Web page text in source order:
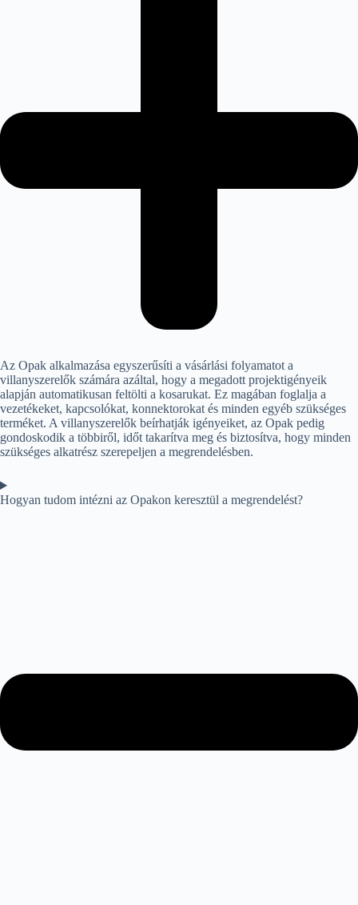
Az Opak alkalmazása egyszerűsíti a vásárlási folyamatot a
villanyszerelők számára azáltal, hogy a megadott projektigényeik
alapján automatikusan feltölti a kosarukat. Ez magában foglalja a
vezetékeket, kapcsolókat, konnektorokat és minden egyéb szükséges
terméket. A villanyszerelők beírhatják igényeiket, az Opak pedig
gondoskodik a többiről, időt takarítva meg és biztosítva, hogy minden
szükséges alkatrész szerepeljen a megrendelésben.
Hogyan tudom intézni az Opakon keresztül a megrendelést?